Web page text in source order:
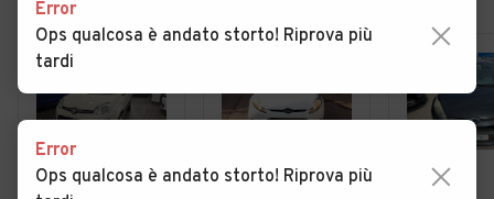
€ 6.490
€ 3.299
€ 2.990
Error
Ops qualcosa è andato storto! Riprova più
tardi
Error
Ops qualcosa è andato storto! Riprova più